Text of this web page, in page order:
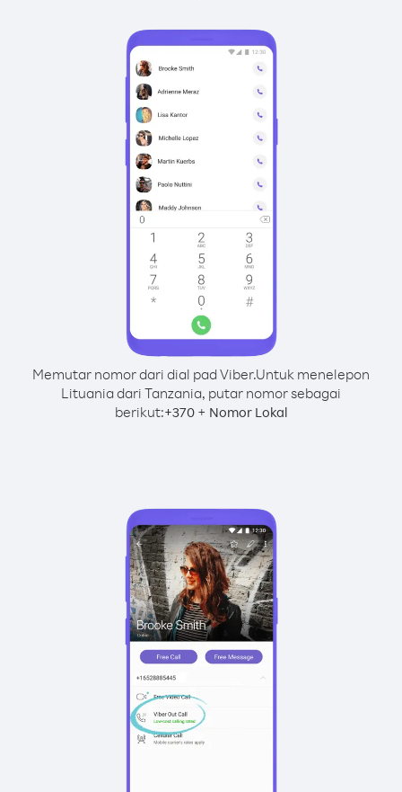
Memutar nomor dari dial pad Viber.Untuk menelepon
Lituania dari Tanzania, putar nomor sebagai
berikut:+370+ Nomor Lokal